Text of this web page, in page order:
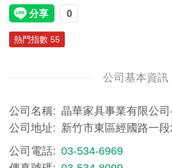
熱門指數 55
公司基本資訊
公司名稱
晶華家具事業有限公
公司地址
新竹市東區經國路一
公司電話
03-534-6969